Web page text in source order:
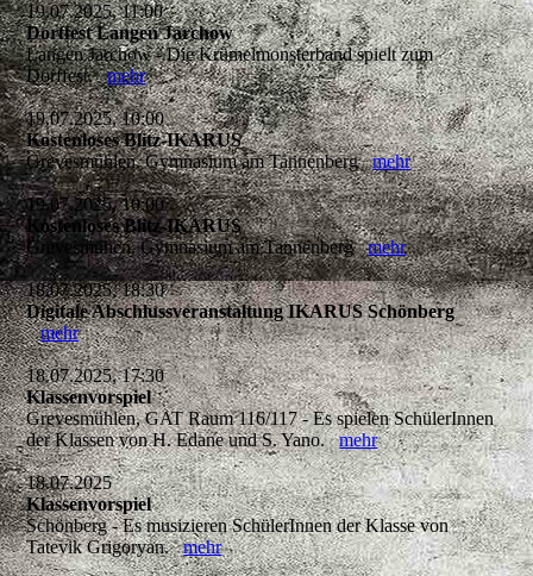
19.07.2025, 11:00
Dorffest Langen Jarchow
Langen Jarchow - Die Krümelmonsterband spielt zum
Dorffest.mehr
19.07.2025, 10:00
Kostenloses Blitz-IKARUS
Grevesmühlen, Gymnasium am Tannenbergmehr
19.07.2025, 10:00
Kostenloses Blitz-IKARUS
Grevesmühen, Gymnasium am Tannenbergmehr
18.07.2025, 18:30
Digitale Abschlussveranstaltung IKARUS Schönberg
mehr
18.07.2025, 17:30
Klassenvorspiel
Grevesmühlen, GAT Raum 116/117 - Es spielen SchülerInnen
der Klassen von H. Edane und S. Yano.mehr
18.07.2025
Klassenvorspiel
Schönberg - Es musizieren SchülerInnen der Klasse von
Tatevik Grigoryan.mehr